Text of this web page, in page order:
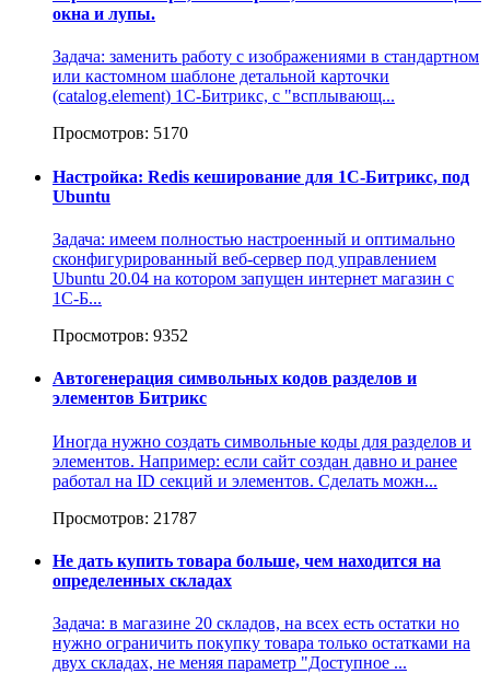
окна и лупы.
Задача: заменить работу с изображениями в стандартном
или кастомном шаблоне детальной карточки
(catalog.element) 1С-Битрикс, с "всплывающ...
Просмотров: 5170
Настройка: Redis кеширование для 1С-Битрикс, под
Ubuntu
Задача: имеем полностью настроенный и оптимально
сконфигурированный веб-сервер под управлением
Ubuntu 20.04 на котором запущен интернет магазин c
1С-Б...
Просмотров: 9352
Автогенерация символьных кодов разделов и
элементов Битрикс
Иногда нужно создать символьные коды для разделов и
элементов. Например: если сайт создан давно и ранее
работал на ID секций и элементов. Сделать можн...
Просмотров: 21787
Не дать купить товара больше, чем находится на
определенных складах
Задача: в магазине 20 складов, на всех есть остатки но
нужно ограничить покупку товара только остатками на
двух складах, не меняя параметр "Доступное ...